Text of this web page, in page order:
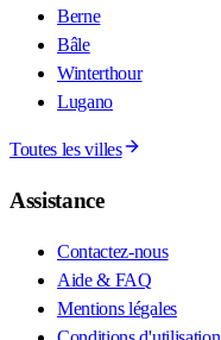
Berne
Bâle
Winterthour
Lugano
Toutes les villes
Assistance
Contactez-nous
Aide & FAQ
Mentions légales